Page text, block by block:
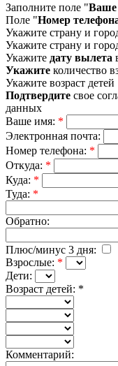
Заполните поле "
Поле "Номер
Укажите страну и
Укажите страну и
Укажите дату вылета
Укажите количество
Укажите возраст детей
Подтвердите свое
данных
Ваше имя: *
Электронная почта:
Номер телефона: *
Откуда: *
Куда: *
Туда: *
Обратно:
Плюс/минус 3 дня:
Взрослые: *
Дети:
Возраст детей: *
Комментарий: